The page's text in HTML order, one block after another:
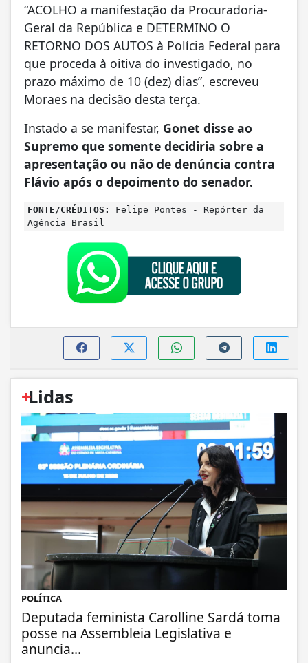
“ACOLHO a manifestação da Procuradoria-
Geral da República e DETERMINO O
RETORNO DOS AUTOS à Polícia Federal para
que proceda à oitiva do investigado, no
prazo máximo de 10 (dez) dias”, escreveu
Moraes na decisão desta terça.
Instado a se manifestar, Gonet disse ao
Supremo que somente decidiria sobre a
apresentação ou não de denúncia contra
Flávio após o depoimento do senador.
FONTE/CRÉDITOS:
Felipe Pontes - Repórter da
Agência Brasil
+
Lidas
POLÍTICA
Deputada feminista Carolline Sardá toma
posse na Assembleia Legislativa e
anuncia...